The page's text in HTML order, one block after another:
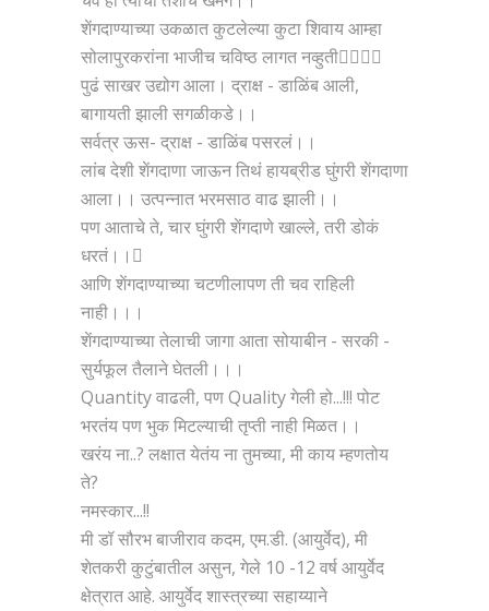
शेंगदाण्याच्या उकळात कुटलेल्या कुटा शिवाय आम्हा
सोलापुरकरांना भाजीच चविष्ठ लागत नव्हुती
पुढं साखर उद्योग आला। द्राक्ष - डाळिंब आली,
बागायती झाली सगळीकडे।।
सर्वत्र ऊस- द्राक्ष - डाळिंब पसरलं।।
लांब देशी शेंगदाणा जाऊन तिथं हायब्रीड घुंगरी शेंगदाणा
आला।। उत्पन्नात भरमसाठ वाढ झाली।।
पण आताचे ते, चार घुंगरी शेंगदाणे खाल्ले, तरी डोकं
धरतं।।
आणि शेंगदाण्याच्या चटणीलापण ती चव राहिली
नाही।।।
शेंगदाण्याच्या तेलाची जागा आता सोयाबीन - सरकी -
सुर्यफूल तैलाने घेतली।।।
Quantity वाढली, पण Quality गेली हो...!!! पोट
भरतंय पण भुक मिटल्याची तृप्ती नाही मिळत।।
खरंय ना..? लक्षात येतंय ना तुमच्या, मी काय म्हणतोय
ते?
नमस्कार...!!
मी डॉ सौरभ बाजीराव कदम, एम.डी. (आयुर्वेद), मी
शेतकरी कुटुंबातील असुन, गेले 10 -12 वर्ष आयुर्वेद
क्षेत्रात आहे. आयुर्वेद शास्त्रच्या सहाय्याने